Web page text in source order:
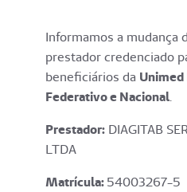
Informamos a mudança
prestador credenciado
beneficiários da
Federativo e Nacional.
Prestador: DIAGITAB
LTDA
Matrícula:54003267-5